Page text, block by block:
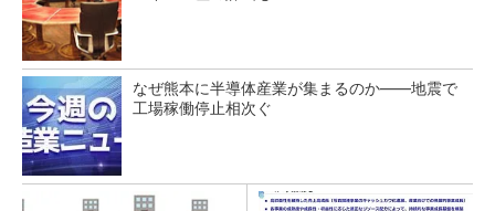
なぜ熊本に半導体産業が集まるのか――地震で
工場稼働停止相次ぐ